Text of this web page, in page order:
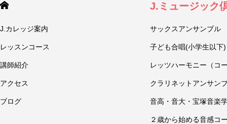
J.カレッジ案内
レッスンコース
講師紹介
アクセス
ブログ
J.ミュージック
サックスアンサンブル
子ども合唱(小学生以下)
レッツハーモニー（コ
クラリネットアンサン
音高・音大・宝塚音楽
２歳から始める音感コ